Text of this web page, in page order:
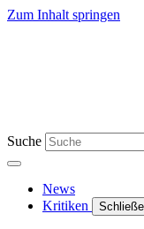
Zum Inhalt springen
Suche
News
Kritiken